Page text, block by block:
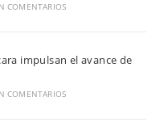
COMENTARIOS
impulsan el avance de
COMENTARIOS